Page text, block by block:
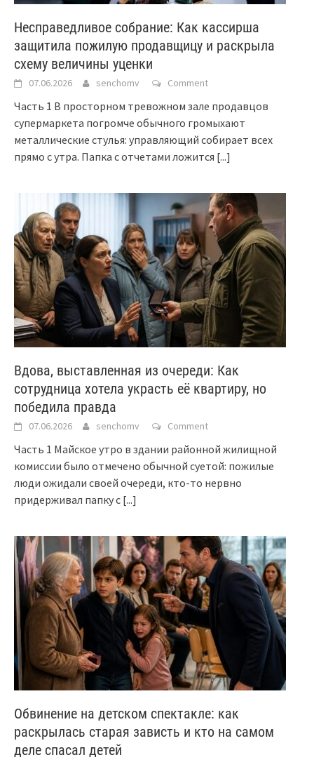
Несправедливое собрание: Как кассирша
защитила пожилую продавщицу и раскрыла
схему величины уценки
07.06.2026 senchomv Comment
Часть 1 В просторном тревожном зале продавцов
супермаркета погромче обычного громыхают
металлические стулья: управляющий собирает всех
прямо с утра. Папка с отчетами ложится [...]
Вдова, выставленная из очереди: Как
сотрудница хотела украсть её квартиру, но
победила правда
07.06.2026 senchomv Comment
Часть 1 Майское утро в здании районной жилищной
комиссии было отмечено обычной суетой: пожилые
люди ожидали своей очереди, кто-то нервно
придерживал папку с [...]
Обвинение на детском спектакле: как
раскрылась старая зависть и кто на самом
деле спасал детей